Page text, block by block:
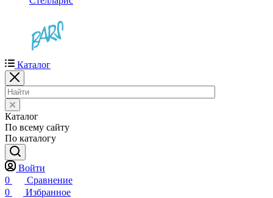
Каталог
Каталог
По всему сайту
По каталогу
Войти
0
Сравнение
0
Избранное